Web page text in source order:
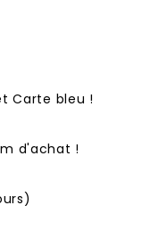
Carte bleu !
d'achat !